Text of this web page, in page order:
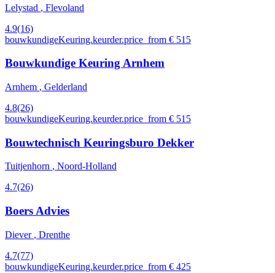
Lelystad , Flevoland
4.9(16)
bouwkundigeKeuring.keurder.price_from € 515
Bouwkundige Keuring Arnhem
Arnhem , Gelderland
4.8(26)
bouwkundigeKeuring.keurder.price_from € 515
Bouwtechnisch Keuringsburo Dekker
Tuitjenhorn , Noord-Holland
4.7(26)
Boers Advies
Diever , Drenthe
4.7(77)
bouwkundigeKeuring.keurder.price_from € 425